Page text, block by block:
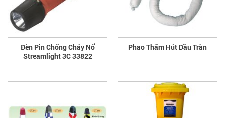
Đèn Pin Chống Cháy Nổ
Streamlight 3C 33822
Phao Thấm Hút Dầu Tràn